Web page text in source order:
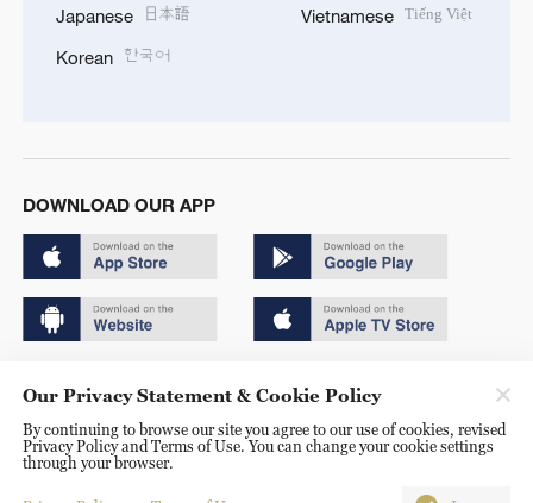
Japanese 日本語
Korean 한국어
Vietnamese Tiếng Việt
DOWNLOAD OUR APP
京ICP备20000184号
京公网安备 11010502050052号
Disinformation report hotline: 010-85061466
Our Privacy Statement & Cookie Policy
By continuing to browse our site you agree to our use of cookies, revised
Privacy Policy and Terms of Use. You can change your cookie settings
through your browser.